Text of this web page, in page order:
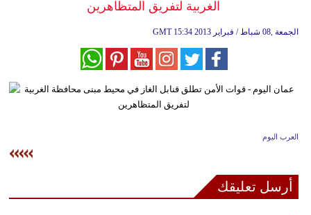
سياحة
ديكور
الغربية لتفريق المتظاهرين
GMT 15:34 2013 الجمعة ,08 شباط / فبراير
العرب اليوم
أرسل تعليقك